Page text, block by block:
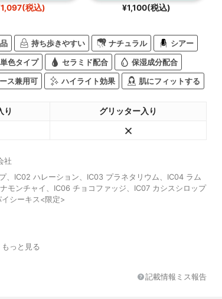
税込) ¥1,100(税込)
持ち歩きやすい ナチュラル シアー
単色タイプ セラミド配合 保湿成分配合
ス兼用可 ハイライト効果 肌にフィットする
り グリッター入り
社
、IC02 ハレーション、IC03 プラネタリウム、IC04 ラム
モンチャイ、IC06 チョコファッジ、IC07 カシスシロップ
シーキス<限定>
もっと見る
記載情報ミス報告